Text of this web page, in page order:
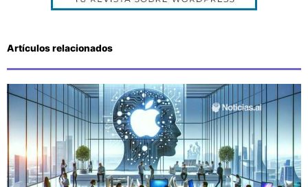
Artículos relacionados